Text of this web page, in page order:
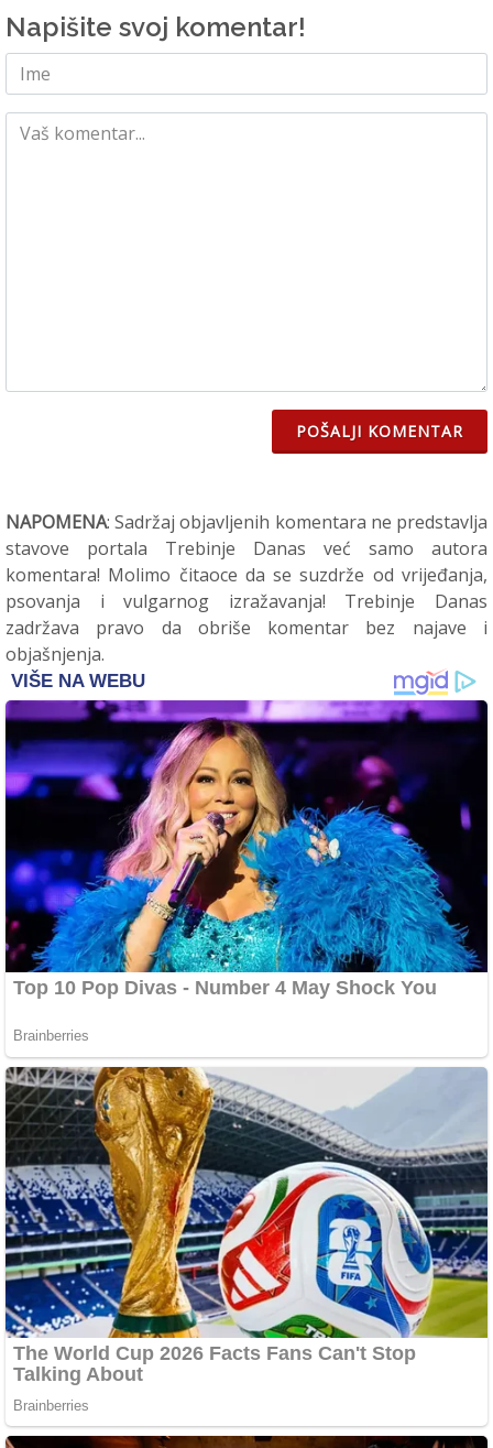
Napišite svoj komentar!
POŠALJI KOMENTAR
NAPOMENA: Sadržaj objavljenih komentara ne predstavlja
stavove portala Trebinje Danas već samo autora
komentara! Molimo čitaoce da se suzdrže od vrijeđanja,
psovanja i vulgarnog izražavanja! Trebinje Danas
zadržava pravo da obriše komentar bez najave i
objašnjenja.